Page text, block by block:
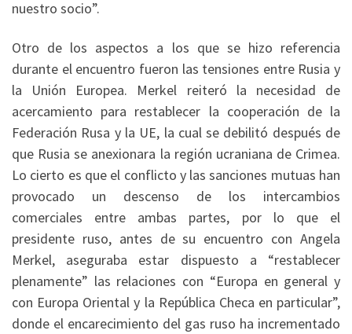
nuestro socio”.
Otro de los aspectos a los que se hizo referencia
durante el encuentro fueron las tensiones entre Rusia y
la Unión Europea. Merkel reiteró la necesidad de
acercamiento para restablecer la cooperación de la
Federación Rusa y la UE, la cual se debilitó después de
que Rusia se anexionara la región ucraniana de Crimea.
Lo cierto es que el conflicto y las sanciones mutuas han
provocado un descenso de los intercambios
comerciales entre ambas partes, por lo que el
presidente ruso, antes de su encuentro con Angela
Merkel, aseguraba estar dispuesto a “restablecer
plenamente” las relaciones con “Europa en general y
con Europa Oriental y la República Checa en particular”,
donde el encarecimiento del gas ruso ha incrementado